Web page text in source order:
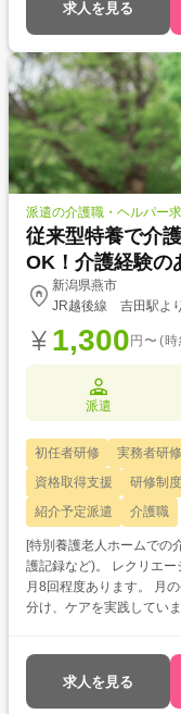
求人を見る
派遣の介護職・ヘルパー
従来型特養で介
OK！介護経験の
新潟県燕市
JR越後線 吉田駅よ
1,300 円〜(
派遣
初任者研修 実務者研修
資格取得支援
研修制
紹介予定派遣
介護職
[特別養護老人ホームでの
護記録など)。 レクリエ
月8回程度あります。 月
分け、ケアを実践していま
求人を見る